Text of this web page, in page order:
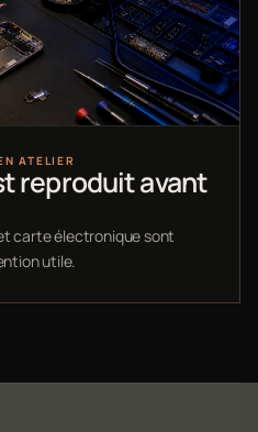
ATELIER
reproduit avant
carte électronique sont
utile.